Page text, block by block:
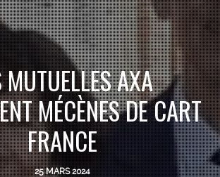
MUTUELLES AXA
MÉCÈNES DE CART
FRANCE
25 MARS 2024